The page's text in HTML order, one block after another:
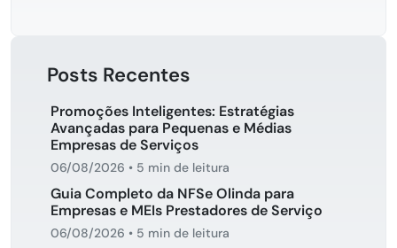
Posts Recentes
Promoções Inteligentes: Estratégias
Avançadas para Pequenas e Médias
Empresas de Serviços
06/08/2026 • 5 min de leitura
Guia Completo da NFSe Olinda para
Empresas e MEIs Prestadores de Serviço
06/08/2026 • 5 min de leitura